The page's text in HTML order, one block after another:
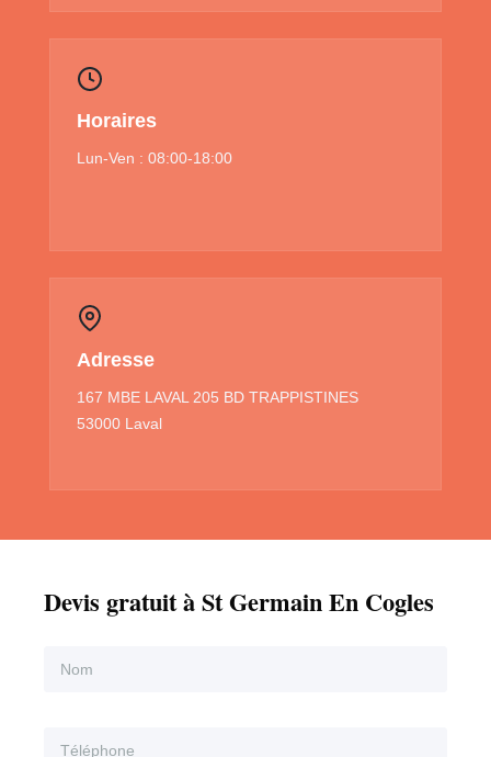
Horaires
Lun-Ven : 08:00-18:00
Adresse
167 MBE LAVAL 205 BD TRAPPISTINES
53000 Laval
Devis gratuit à St Germain En Cogles